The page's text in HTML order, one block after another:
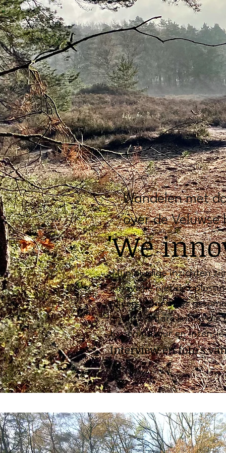
Wandelen met
over de
'We
'Mijn huidige inzichten
innovatie niet de
alleen maar meer
onontwarbare knoop die
tussen natuur en
Interview en foto's